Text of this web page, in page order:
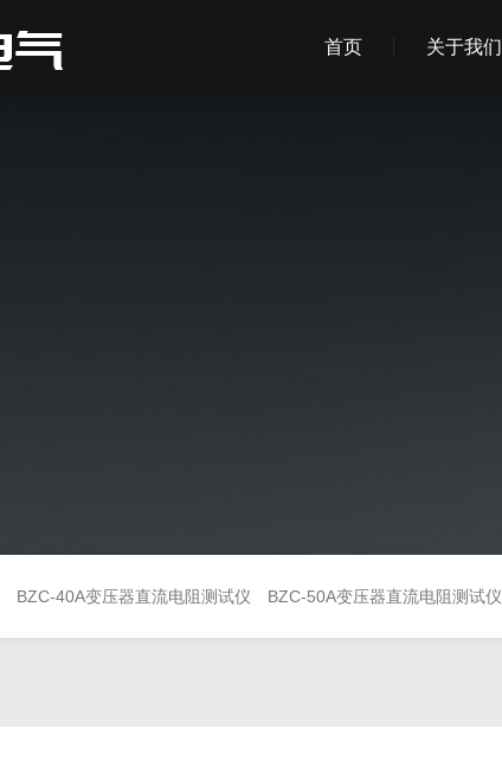
首页 关于我们
BZC-40A变压器直流电阻测试仪 BZC-50A变压器直流电阻测试仪